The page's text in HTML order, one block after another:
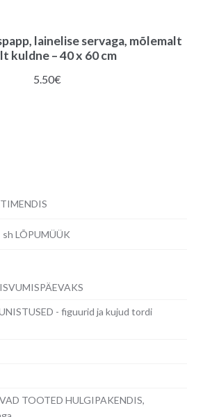
lainelise servaga, mõlemalt
kuldne – 40 x 60 cm
5.50€
LÕPUMÜÜK
- figuurid ja kujud tordi
TOOTED HULGIPAKENDIS,